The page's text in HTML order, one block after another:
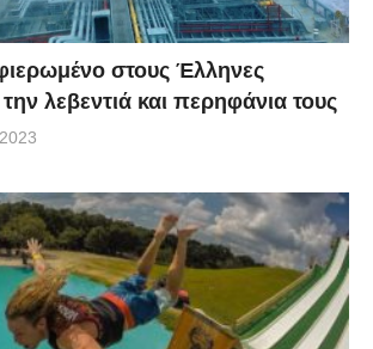
στους Έλληνες
την λεβεντιά και περηφάνια τους